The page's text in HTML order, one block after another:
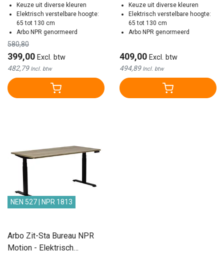
Verstelbaar | 140x80 cm
Keuze uit diverse kleuren
Elektrisch verstelbare hoogte:
65 tot 130 cm
Arbo NPR genormeerd
580,80
399,00 Excl. btw
482,79 Incl. btw
Verstelbaar | 160x80 cm
Keuze uit diverse kleuren
Elektrisch verstelbare hoogte:
65 tot 130 cm
Arbo NPR genormeerd
409,00 Excl. btw
494,89 Incl. btw
NEN 527 | NPR 1813
Arbo Zit-Sta Bureau NPR
Motion - Elektrisch